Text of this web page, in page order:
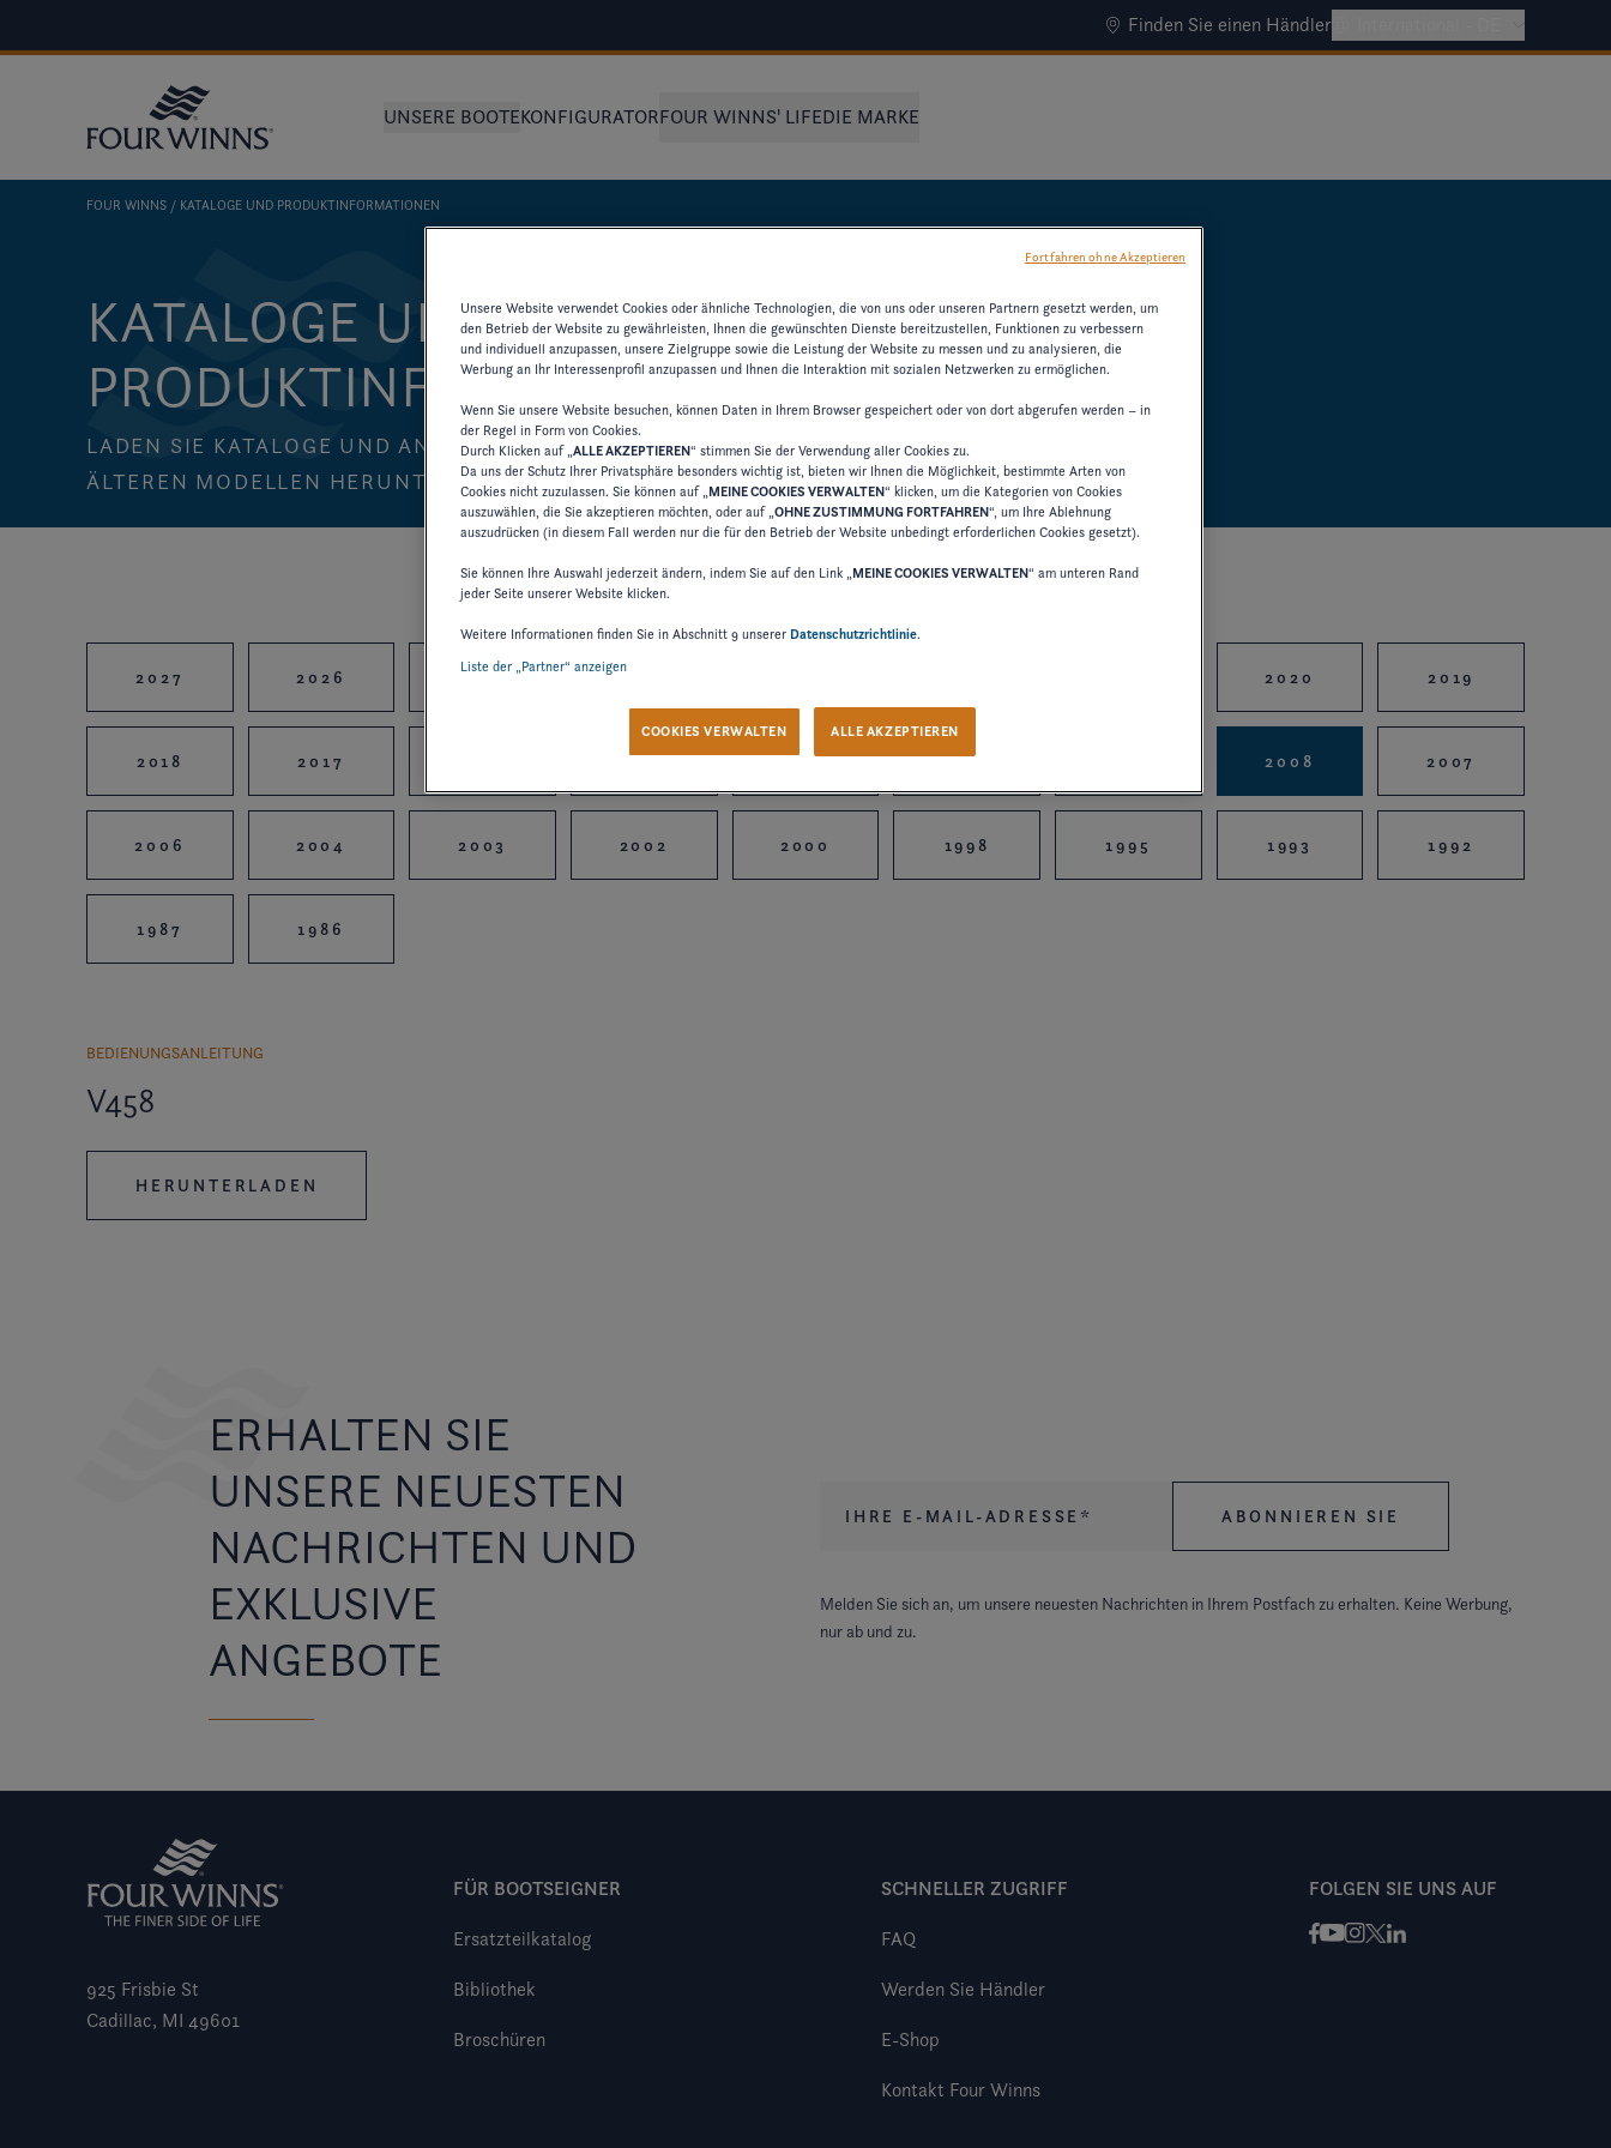
Finden Sie einen Händler
UNSERE BOOTEKONFIGURATORFOUR WINNS' LIFEDIE MARKE
FOUR WINNS KATALOGE UND PRODUKTINFORMATIONEN
KATALOGE UND
PRODUKTINFORMATIONEN
LADEN SIE KATALOGE UND ANDERE RESSOURCEN ZU
ÄLTEREN MODELLEN HERUNTER
2027 2026 2025 2024 2020 2019
2018 2017 2015 2014 2012 2008 2007
2006 2004 2003 2002 2000 1998 1995 1993 1992
1987 1986
BEDIENUNGSANLEITUNG
V458
HERUNTERLADEN
ERHALTEN SIE
UNSERE NEUESTEN
NACHRICHTEN UND
EXKLUSIVE
ANGEBOTE
Melden Sie sich an, um unsere neuesten Nachrichten in Ihrem Postfach zu erhalten. Keine Werbung,
nur ab und zu.
925 Frisbie St
Cadillac, MI 49601
FÜR BOOTSEIGNER
Ersatzteilkatalog
Bibliothek
Broschüren
SCHNELLER ZUGRIFF
FAQ
Werden Sie Händler
E-Shop
Kontakt Four Winns
FOLGEN SIE UNS AUF
Facebook
Youtube
Instagram
X / Twitter
LinkedIn
Unsere Website verwendet Cookies oder ähnliche Technologien, die von uns oder unseren Partnern gesetzt werden, um
den Betrieb der Website zu gewährleisten, Ihnen die gewünschten Dienste bereitzustellen, Funktionen zu verbessern
und individuell anzupassen, unsere Zielgruppe sowie die Leistung der Website zu messen und zu analysieren, die
Werbung an Ihr Interessenprofil anzupassen und Ihnen die Interaktion mit sozialen Netzwerken zu ermöglichen.
Wenn Sie unsere Website besuchen, können Daten in Ihrem Browser gespeichert oder von dort abgerufen werden – in
der Regel in Form von Cookies.
Durch Klicken auf „ALLE AKZEPTIEREN“ stimmen Sie der Verwendung aller Cookies zu.
Da uns der Schutz Ihrer Privatsphäre besonders wichtig ist, bieten wir Ihnen die Möglichkeit, bestimmte Arten von
Cookies nicht zuzulassen. Sie können auf „MEINE COOKIES VERWALTEN“ klicken, um die Kategorien von Cookies
auszuwählen, die Sie akzeptieren möchten, oder auf „OHNE ZUSTIMMUNG FORTFAHREN“, um Ihre Ablehnung
auszudrücken (in diesem Fall werden nur die für den Betrieb der Website unbedingt erforderlichen Cookies gesetzt).
Sie können Ihre Auswahl jederzeit ändern, indem Sie auf den Link „MEINE COOKIES VERWALTEN“ am unteren Rand
jeder Seite unserer Website klicken.
Weitere Informationen finden Sie in Abschnitt 9 unserer Datenschutzrichtlinie.
Liste der „Partner“ anzeigen
COOKIES VERWALTEN ALLE AKZEPTIEREN
Fortfahren ohne Akzeptieren